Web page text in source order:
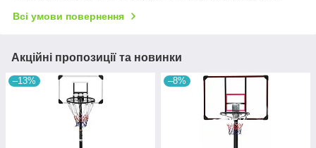
Всі умови повернення
Акційні пропозиції та новинки
–13% –8%